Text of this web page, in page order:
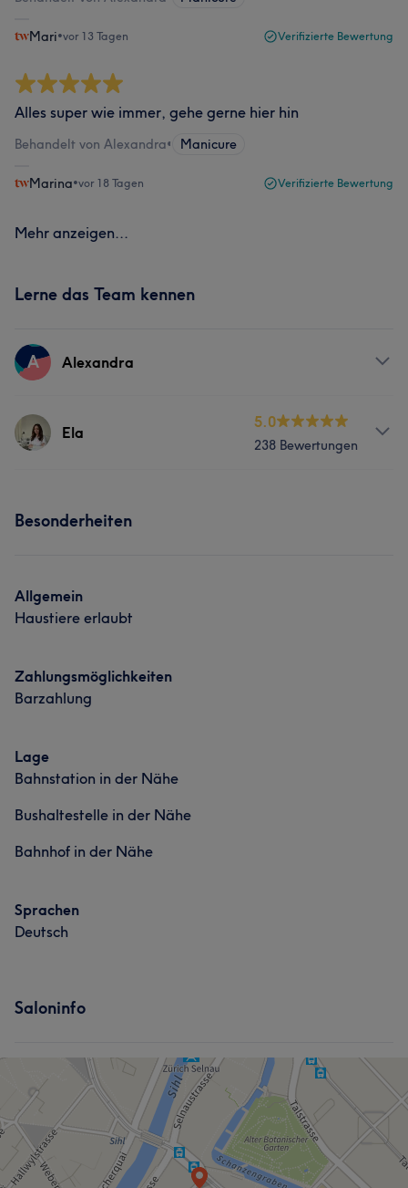
Mari•vor 13 Tagen Verifizierte Bewertung
Alles super wie immer, gehe gerne hier hin
Behandelt von Alexandra• Manicure
Marina•vor 18 Tagen Verifizierte Bewertung
Mehr anzeigen...
Lerne das Team kennen
A Alexandra
Services
Ela
5.0
238 Bewertungen
Was unsere Kunden über Ela sagen
Besonderheiten
Allgemein
Haustiere erlaubt
Zahlungsmöglichkeiten
Barzahlung
Lage
Bahnstation in der Nähe
Bushaltestelle in der Nähe
Bahnhof in der Nähe
Sprachen
Deutsch
Saloninfo